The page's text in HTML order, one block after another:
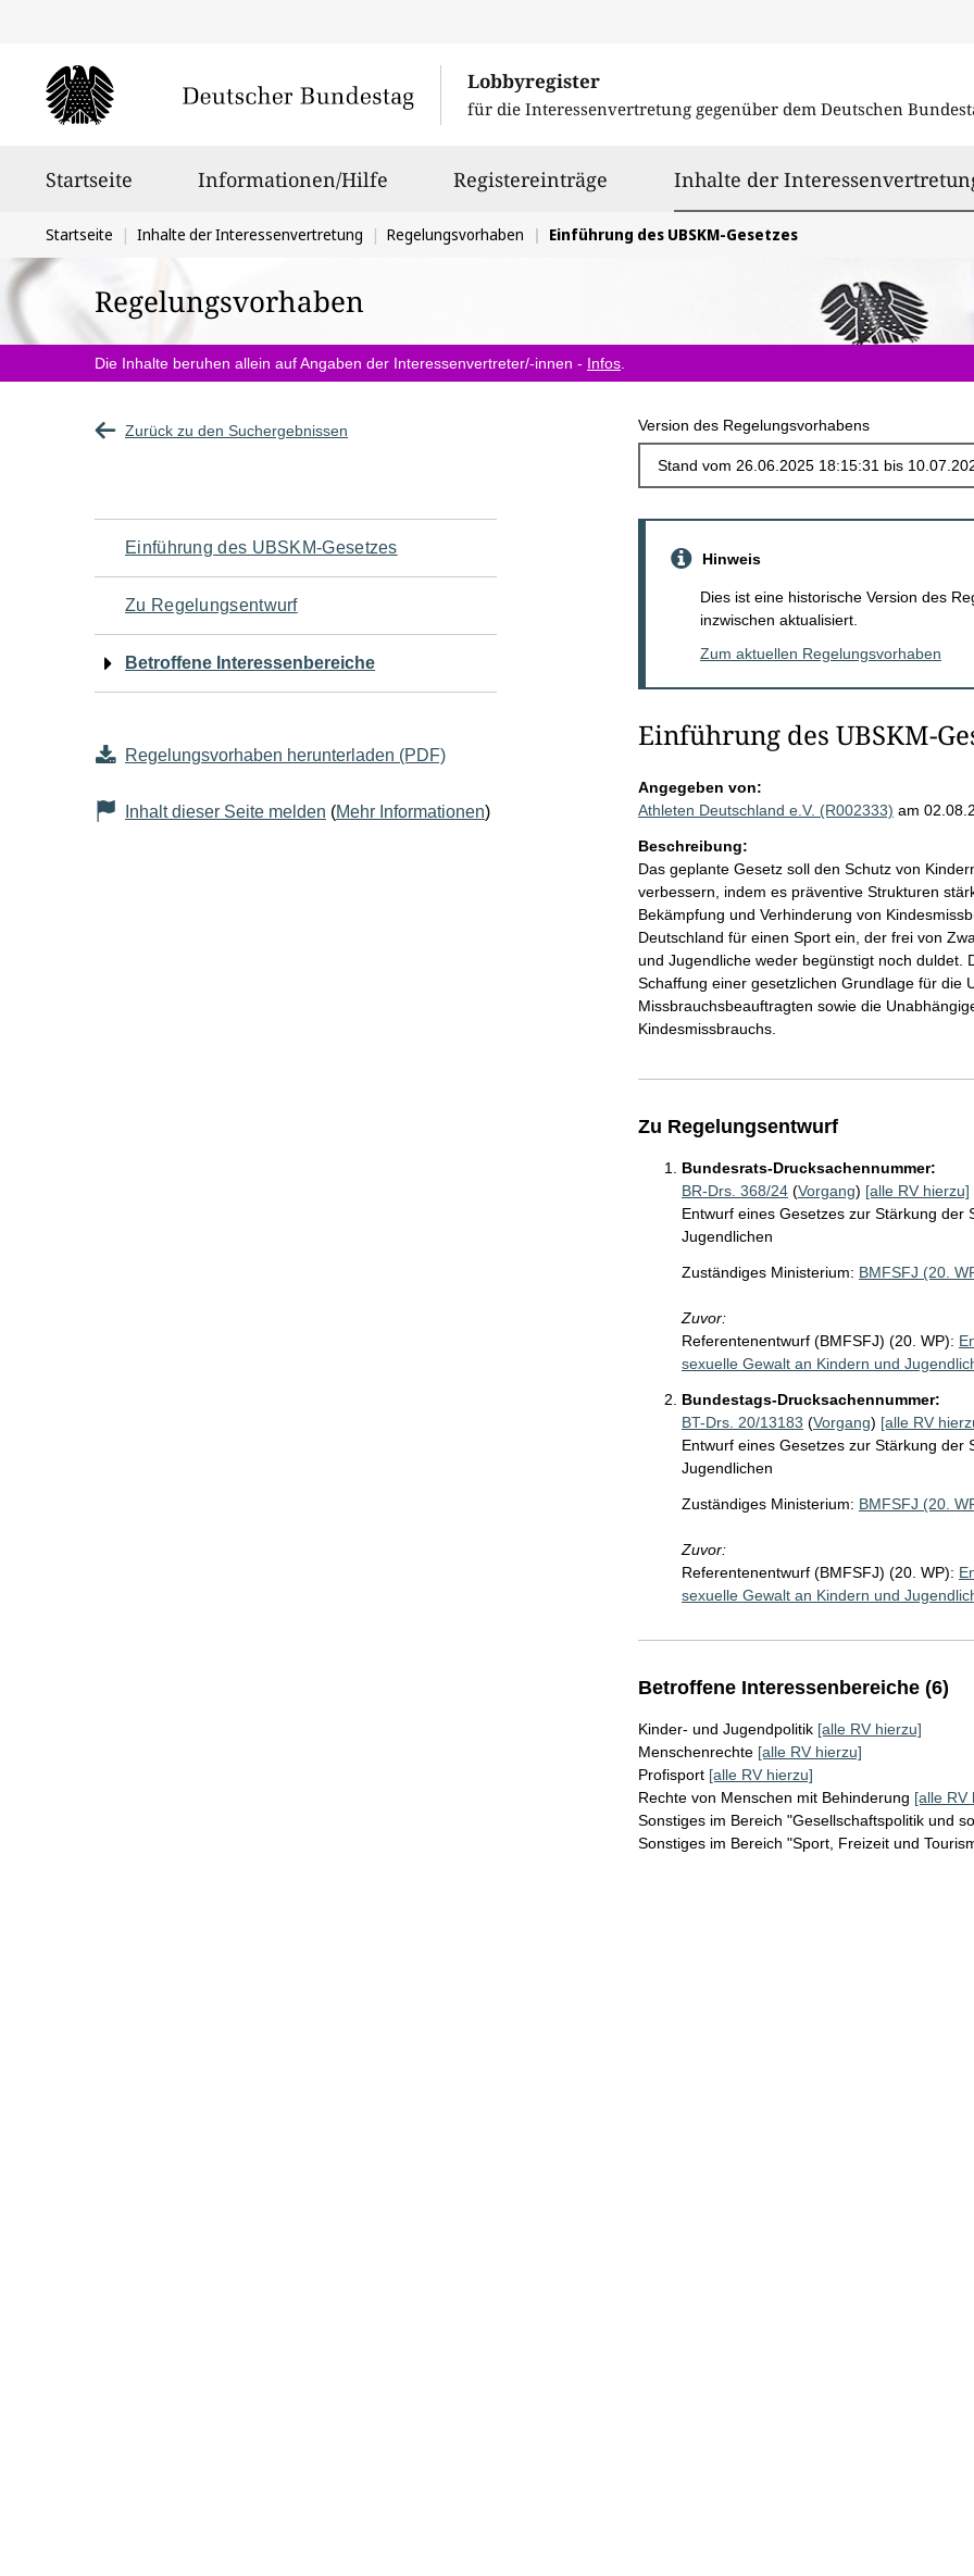
Lobbyregister
für die Interessenvertretung gegenüber dem Deutschen
Startseite Informationen/Hilfe Registereinträge Inhalte der
Sie
befinden
sich
hier:
Startseite Inhalte der Interessenvertretung Regelungsvorhaben Einführung des UBSKM-Gesetzes
Regelungsvorhaben
Die Inhalte beruhen allein auf Angaben der Interessenvertreter/-innen - Infos
Zurück zu den Suchergebnissen Version des Regelungsvorhabens
Navigation
für
den
Seiteninhalt
Einführung des UBSKM-Gesetzes
Zu Regelungsentwurf
Betroffene Interessenbereiche
Regelungsvorhaben herunterladen (PDF)
Inhalt dieser Seite melden (Mehr Informationen)
Hinweis
Dies ist eine historische Version des
inzwischen aktualisiert.
Zum aktuellen Regelungsvorhaben
Einführung des UBSKM-
Angegeben von:
Athleten Deutschland e.V. (R002333) am
Beschreibung:
Das geplante Gesetz soll den Schutz von
verbessern, indem es präventive Strukturen
Bekämpfung und Verhinderung von
Deutschland für einen Sport ein, der frei von
und Jugendliche weder begünstigt noch duldet.
Schaffung einer gesetzlichen Grundlage für die
Missbrauchsbeauftragten sowie die
Kindesmissbrauchs.
Zu Regelungsentwurf
Bundesrats-Drucksachennummer:
BR-Drs. 368/24(Vorgang) [alle RV hierzu]
Entwurf eines Gesetzes zur Stärkung
Jugendlichen
Zuständiges Ministerium: BMFSFJ (20.
Zuvor:
Referentenentwurf (BMFSFJ) (20. WP):
sexuelle Gewalt an Kindern und
Bundestags-Drucksachennummer:
BT-Drs. 20/13183 (Vorgang) [alle RV
Entwurf eines Gesetzes zur Stärkung
Jugendlichen
Zuständiges Ministerium: BMFSFJ (20.
Zuvor:
Referentenentwurf (BMFSFJ) (20. WP):
sexuelle Gewalt an Kindern und
Betroffene Interessenbereiche (6)
Kinder- und Jugendpolitik [alle RV hierzu]
Menschenrechte [alle RV hierzu]
Profisport [alle RV hierzu]
Rechte von Menschen mit Behinderung [alle RV
Sonstiges im Bereich "Gesellschaftspolitik und
Sonstiges im Bereich "Sport, Freizeit und